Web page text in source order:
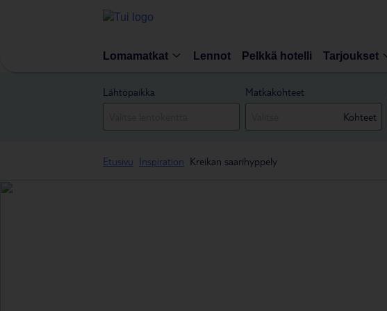
Lomamatkat Lennot Pelkkä hotelli Tarjoukset
Lähtöpaikka
Matkakohteet
Kohteet
Etusivu Inspiration Kreikan saarihyppely